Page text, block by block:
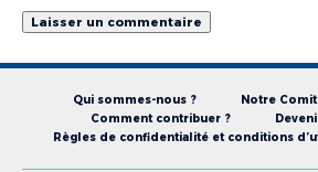
Qui sommes-nous ?
Notre
Comment contribuer ?
Règles de confidentialité et conditions